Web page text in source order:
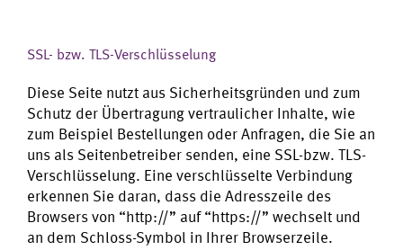
SSL- bzw. TLS-Verschlüsselung
Diese Seite nutzt aus Sicherheitsgründen und zum
Schutz der Übertragung vertraulicher Inhalte, wie
zum Beispiel Bestellungen oder Anfragen, die Sie an
uns als Seitenbetreiber senden, eine SSL-bzw. TLS-
Verschlüsselung. Eine verschlüsselte Verbindung
erkennen Sie daran, dass die Adresszeile des
Browsers von “http://” auf “https://” wechselt und
an dem Schloss-Symbol in Ihrer Browserzeile.